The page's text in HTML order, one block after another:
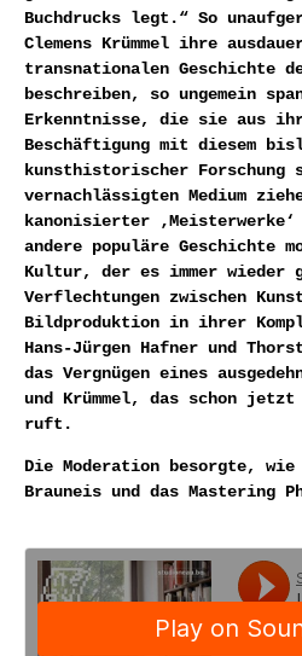
Buchdrucks legt.“ So
Clemens Krümmel ihre
transnationalen Geschichte
beschreiben, so ungemein
Erkenntnisse, die sie aus
Beschäftigung mit diesem
kunsthistorischer
vernachlässigten Medium
kanonisierter
andere populäre Geschichte
Kultur, der es immer
Verflechtungen zwischen
Bildproduktion in ihrer
Hans-Jürgen Hafner und
das Vergnügen eines
und Krümmel, das schon
ruft.
Die Moderation besorgte, wie
Brauneis und das Mastering